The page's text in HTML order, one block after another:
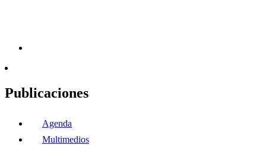
Publicaciones
Agenda
Multimedios